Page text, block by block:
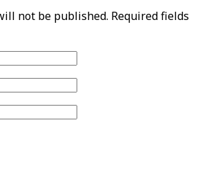
not be published. Required fields